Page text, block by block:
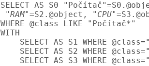
SELECT AS S0
"RAM"=S2.@object, "CPU"
WHERE @class LIKE "Počítač*"
WITH
SELECT AS S1 WHERE
SELECT AS S2 WHERE
SELECT AS S3 WHERE